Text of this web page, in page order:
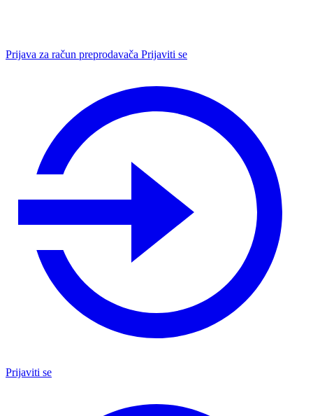
Prijava za račun preprodavača Prijaviti se
Prijaviti se